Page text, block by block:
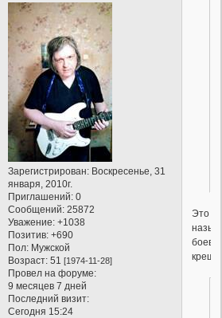
Зарегистрирован: Воскресенье, 31
января, 2010г.
Приглашений: 0
Сообщений: 25872
Уважение: +1038
Позитив: +690
Пол: Мужской
Возраст: 51[1974-11-28]
Провел на форуме:
9 месяцев 7 дней
Последний визит:
Сегодня 15:24
Это